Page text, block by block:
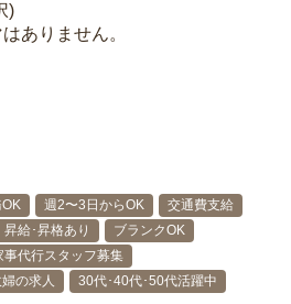
)
ありません。
週2〜3日からOK
交通費支給
昇給･昇格あり
ブランクOK
事代行スタッフ募集
の求人 30代･40代･50代活躍中